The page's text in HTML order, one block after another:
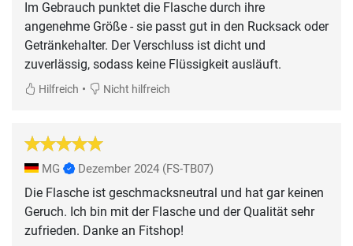
Im Gebrauch punktet die Flasche durch ihre
angenehme Größe - sie passt gut in den Rucksack oder
Getränkehalter. Der Verschluss ist dicht und
zuverlässig, sodass keine Flüssigkeit ausläuft.
Hilfreich • Nicht hilfreich
MG Dezember 2024 (FS-TB07)
Die Flasche ist geschmacksneutral und hat gar keinen
Geruch. Ich bin mit der Flasche und der Qualität sehr
zufrieden. Danke an Fitshop!